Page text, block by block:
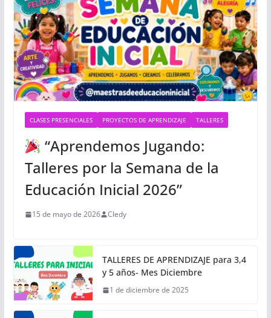
CLASES PRESENCIALES PROYECTOS DE APRENDIZAJE TALLERES
“Aprendemos Jugando:
Talleres por la Semana de la
Educación Inicial 2026”
15 de mayo de 2026 Cledy
TALLERES DE APRENDIZAJE para 3,4
y 5 años- Mes Diciembre
1 de diciembre de 2025